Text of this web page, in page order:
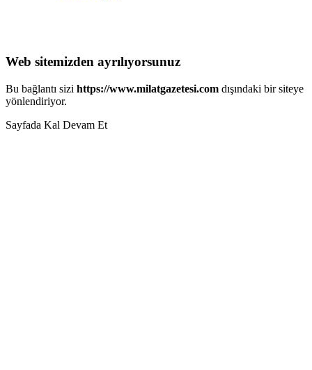
Web sitemizden ayrılıyorsunuz
Bu bağlantı sizi https://www.milatgazetesi.com dışındaki bir siteye
yönlendiriyor.
Sayfada Kal Devam Et